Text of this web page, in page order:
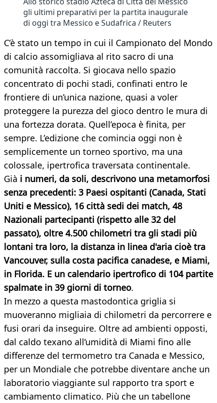
gli ultimi preparativi per la partita inaugurale
di oggi tra Messico e Sudafrica / Reuters
C’è stato un tempo in cui il Campionato del Mondo
di calcio assomigliava al rito sacro di una
comunità raccolta. Si giocava nello spazio
concentrato di pochi stadi, confinati entro le
frontiere di un’unica nazione, quasi a voler
proteggere la purezza del gioco dentro le mura di
una fortezza dorata. Quell’epoca è finita, per
sempre. L’edizione che comincia oggi non è
semplicemente un torneo sportivo, ma una
colossale, ipertrofica traversata continentale.
Già i numeri, da soli, descrivono una metamorfosi
senza precedenti: 3 Paesi ospitanti (Canada, Stati
Uniti e Messico), 16 città sedi dei match, 48
Nazionali partecipanti (rispetto alle 32 del
passato), oltre 4.500 chilometri tra gli stadi più
lontani tra loro, la distanza in linea d'aria cioè tra
Vancouver, sulla costa pacifica canadese, e Miami,
in Florida. E un calendario ipertrofico di 104 partite
spalmate in 39 giorni di torneo.
In mezzo a questa mastodontica griglia si
muoveranno migliaia di chilometri da percorrere e
fusi orari da inseguire. Oltre ad ambienti opposti,
dal caldo texano all’umidità di Miami fino alle
differenze del termometro tra Canada e Messico,
per un Mondiale che potrebbe diventare anche un
laboratorio viaggiante sul rapporto tra sport e
cambiamento climatico. Più che un tabellone